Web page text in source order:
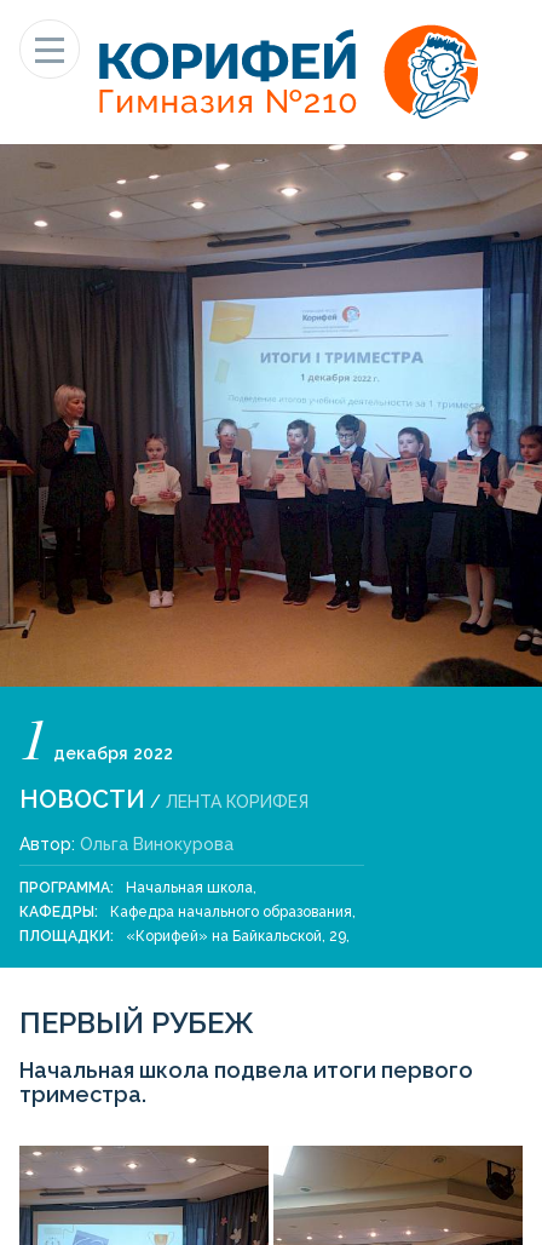
1 декабря 2022
НОВОСТИ / ЛЕНТА КОРИФЕЯ
Автор: Ольга Винокурова
ПРОГРАММА: Начальная школа,
КАФЕДРЫ:
Кафедра начального образования,
ПЛОЩАДКИ:
«Корифей» на Байкальской, 29,
ПЕРВЫЙ РУБЕЖ
Начальная школа подвела итоги первого
триместра.